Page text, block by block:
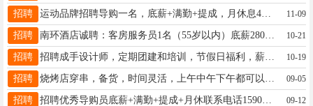
招聘 运动品牌招聘导购一名，底薪+满勤+提成，月休息4天，早晚可倒班，月薪3500-6000元，有无经验者均可，期待优秀的你来加入。王女士18324650587 11-09
招聘 南环酒店诚聘：客房服务员1名（55岁以内）底薪2800+200满勤，要求有工作经验，服从管理。另外需要客房临时工（110/天）张15246929696 10-21
招聘 招聘成手设计师，定期团建和培训，节假日福利，薪资待遇优厚联系人李先生：13845868283李先生13845868283 10-19
招聘 09-05
招聘 招聘优秀导购员底薪+满勤+提成+月休联系电话15904588858李女士15904588858 09-12